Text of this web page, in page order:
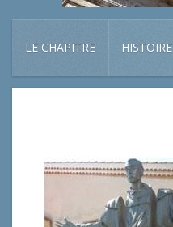
LE CHAPITRE HISTOIRE